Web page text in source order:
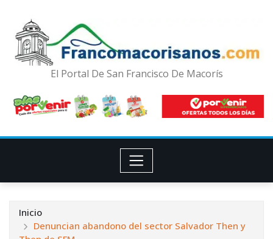
El Portal De San Francisco De Macorís
Inicio
Denuncian abandono del sector Salvador Then y